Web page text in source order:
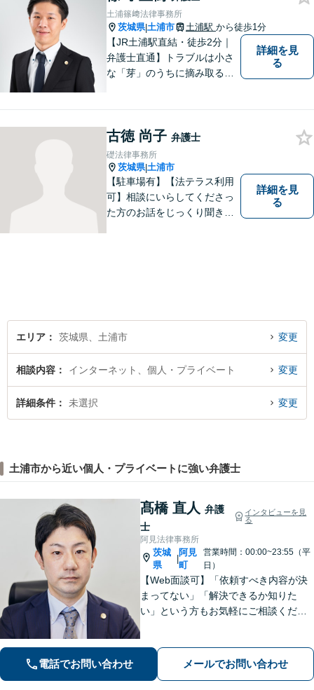
土浦篠﨑法律事務所
茨城県|土浦市 土浦駅 から徒歩1分
【JR土浦駅直結・徒歩2分｜
弁護士直通】トラブルは小さ
な「芽」のうちに摘み取るこ
詳細を見
る
古徳 尚子 弁護士
礎法律事務所
茨城県|土浦市
【駐車場有】【法テラス利用
可】相談にいらしてくださっ
た方のお話をじっくり聞き、
詳細を見
る
エリア 茨城県、土浦市 変更
相談内容 インターネット、個人・プライベート 変更
詳細条件 未選択 変更
土浦市から近い個人・プライベートに強い弁護士
髙橋 直人 弁護
士
インタビューを見
る
阿見法律事務所
茨城
県
|
阿見
町
営業時間：00:00~23:55（平
日）
【Web面談可】「依頼すべき内容が決
まってない」「解決できるか知りた
い」という方もお気軽にご相談くださ
対応できます
電話でお問い合わせ メールでお問い合わせ